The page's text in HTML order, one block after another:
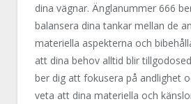
dina vägnar. Änglanummer 666
balansera dina tankar mellan de
materiella aspekterna och
att dina behov alltid blir
ber dig att fokusera på andlighet
veta att dina materiella och